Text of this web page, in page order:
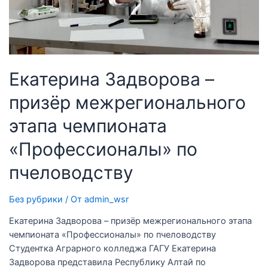
Екатерина Задворова –
призёр межрегионального
этапа чемпионата
«Профессионалы» по
пчеловодству
Без рубрики / От admin_wsr
Екатерина Задворова – призёр межрегионального этапа
чемпионата «Профессионалы» по пчеловодству
Студентка Аграрного колледжа ГАГУ Екатерина
Задворова представила Республику Алтай по